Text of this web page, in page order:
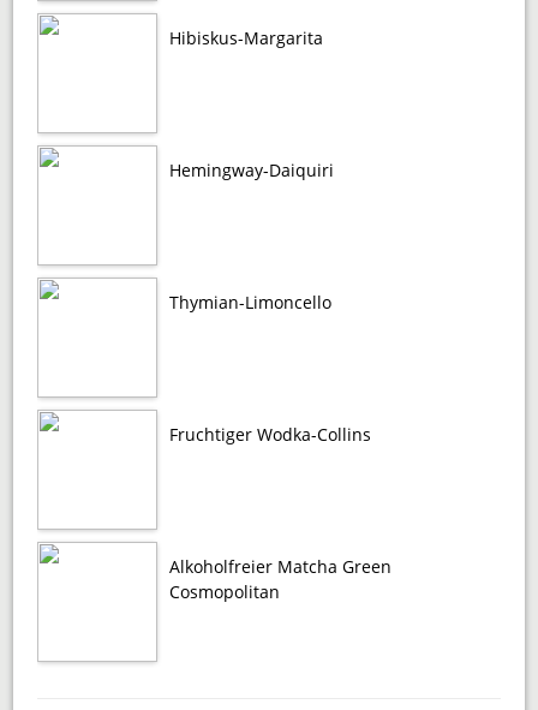
Hibiskus-Margarita
Hemingway-Daiquiri
Thymian-Limoncello
Fruchtiger Wodka-Collins
Alkoholfreier Matcha Green
Cosmopolitan